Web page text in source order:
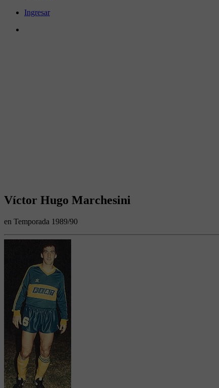
Ingresar
Víctor Hugo Marchesini
en Temporada 1989/90